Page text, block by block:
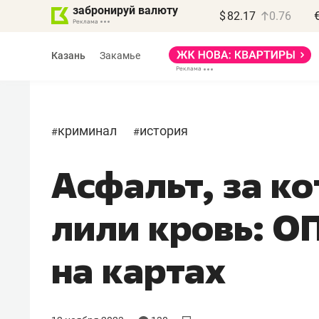
забронируй валюту $ 82.17 0.76
Казань Закамье
#криминал #история
Асфальт, за
лили кровь:
на картах
Василь Мазитов
МАРТ
«Не зная местных
потерять минимум
полгода»